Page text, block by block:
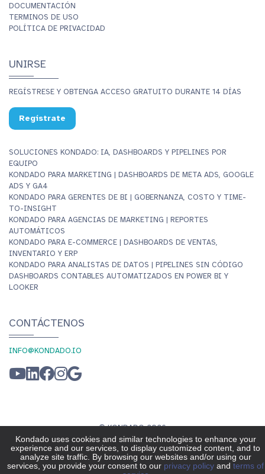
DOCUMENTACIÓN
TERMINOS DE USO
POLÍTICA DE PRIVACIDAD
UNIRSE
REGÍSTRESE Y OBTENGA ACCESO GRATUITO DURANTE 14 DÍAS
Regístrate
SOLUCIONES KONDADO: IA, DASHBOARDS Y PIPELINES POR
EQUIPO
KONDADO PARA MARKETING | DASHBOARDS DE META ADS, GOOGLE
ADS Y GA4
KONDADO PARA GERENTES DE BI | GOBERNANZA, COSTO Y TIME-
TO-INSIGHT
KONDADO PARA AGENCIAS DE MARKETING | REPORTES
AUTOMÁTICOS
KONDADO PARA E-COMMERCE | DASHBOARDS DE VENTAS,
INVENTARIO Y ERP
KONDADO PARA ANALISTAS DE DATOS | PIPELINES SIN CÓDIGO
DASHBOARDS CONTABLES AUTOMATIZADOS EN POWER BI Y
LOOKER
CONTÁCTENOS
INFO@KONDADO.IO
© KONDADO 2026